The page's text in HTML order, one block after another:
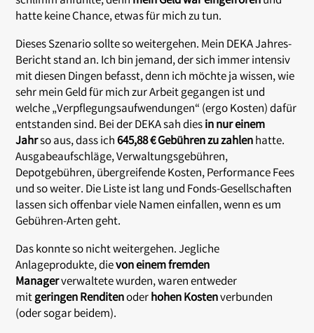
hatte keine Chance, etwas für mich zu tun.
Dieses Szenario sollte so weitergehen. Mein DEKA Jahres-
Bericht stand an. Ich bin jemand, der sich immer intensiv
mit diesen Dingen befasst, denn ich möchte ja wissen, wie
sehr mein Geld für mich zur Arbeit gegangen ist und
welche „Verpflegungsaufwendungen“ (ergo Kosten) dafür
entstanden sind. Bei der DEKA sah diesin nur einem
Jahrso aus, dass ich645,88 € Gebühren zu zahlenhatte.
Ausgabeaufschläge, Verwaltungsgebühren,
Depotgebühren, übergreifende Kosten, Performance Fees
und so weiter. Die Liste ist lang und Fonds-Gesellschaften
lassen sich offenbar viele Namen einfallen, wenn es um
Gebühren-Arten geht.
Das konnte so nicht weitergehen. Jegliche
Anlageprodukte, dievon einem fremden
Managerverwaltete wurden, waren entweder
mitgeringen Renditenoderhohen Kostenverbunden
(oder sogar beidem).